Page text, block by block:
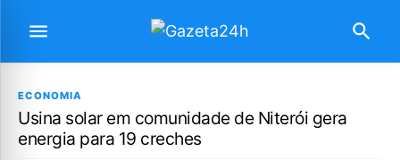
ECONOMIA
Usina solar em comunidade de Niterói gera
energia para 19 creches